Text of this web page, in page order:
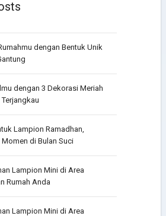
dengan Bentuk Unik
dengan 3 Dekorasi Meriah
Lampion Ramadhan,
di Bulan Suci
Lampion Mini di Area
Rumah Anda
Lampion Mini di Area